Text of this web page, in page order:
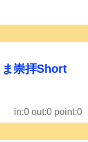
ま崇拝Short
in:0 out:0 point:0